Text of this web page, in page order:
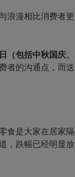
浪漫相比消费者更
（包括中秋国庆、
者的沟通点，而送
食是大家在居家隔
，跌幅已经明显放